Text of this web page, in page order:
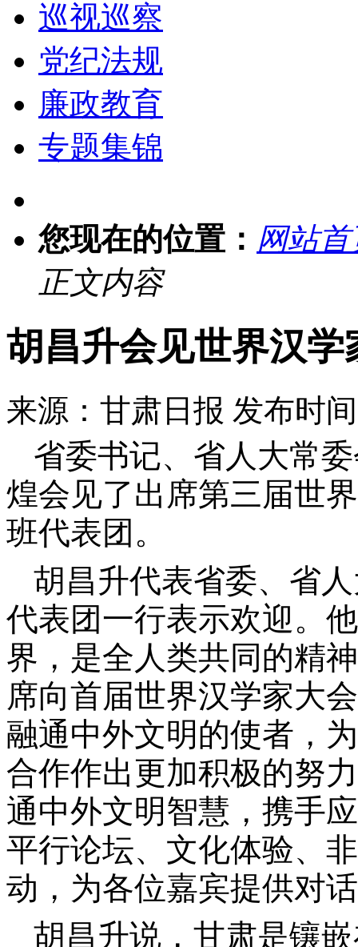
巡视巡察
党纪法规
廉政教育
专题集锦
您现在的位置： 网站首
正文内容
胡昌升会见世界汉
来源：甘肃日报 发布时
省委书记、省人大常
煌会见了出席第三届世
班代表团。
胡昌升代表省委、省
代表团一行表示欢迎。
界，是全人类共同的精
席向首届世界汉学家大
融通中外文明的使者，
合作作出更加积极的努
通中外文明智慧，携手
平行论坛、文化体验、
动，为各位嘉宾提供对
胡昌升说，甘肃是镶